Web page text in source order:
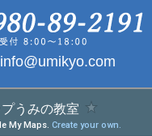
info@umikyo.com